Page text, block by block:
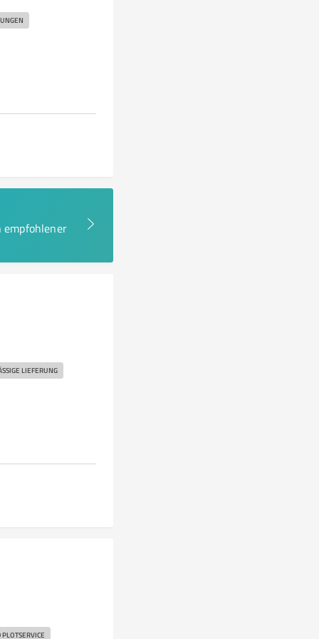
empfohlener
LIEFERUNG
PLOTSERVICE